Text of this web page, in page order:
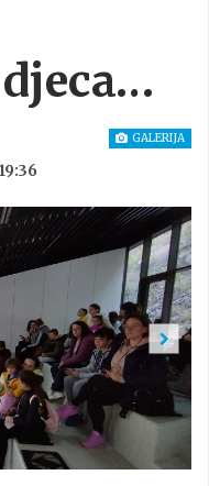
GALERIJA
Next